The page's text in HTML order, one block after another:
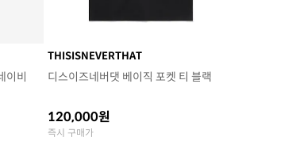
이비
THISISNEVERTHAT
디스이즈네버댓 베이직 포켓 티 블랙
120,000원
즉시 구매가